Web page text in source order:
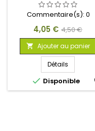
Commentaire(s): 0
Prix
4,05 € Prix
de
base
4,50 €
 Ajouter au panier
Détails
 Disponible